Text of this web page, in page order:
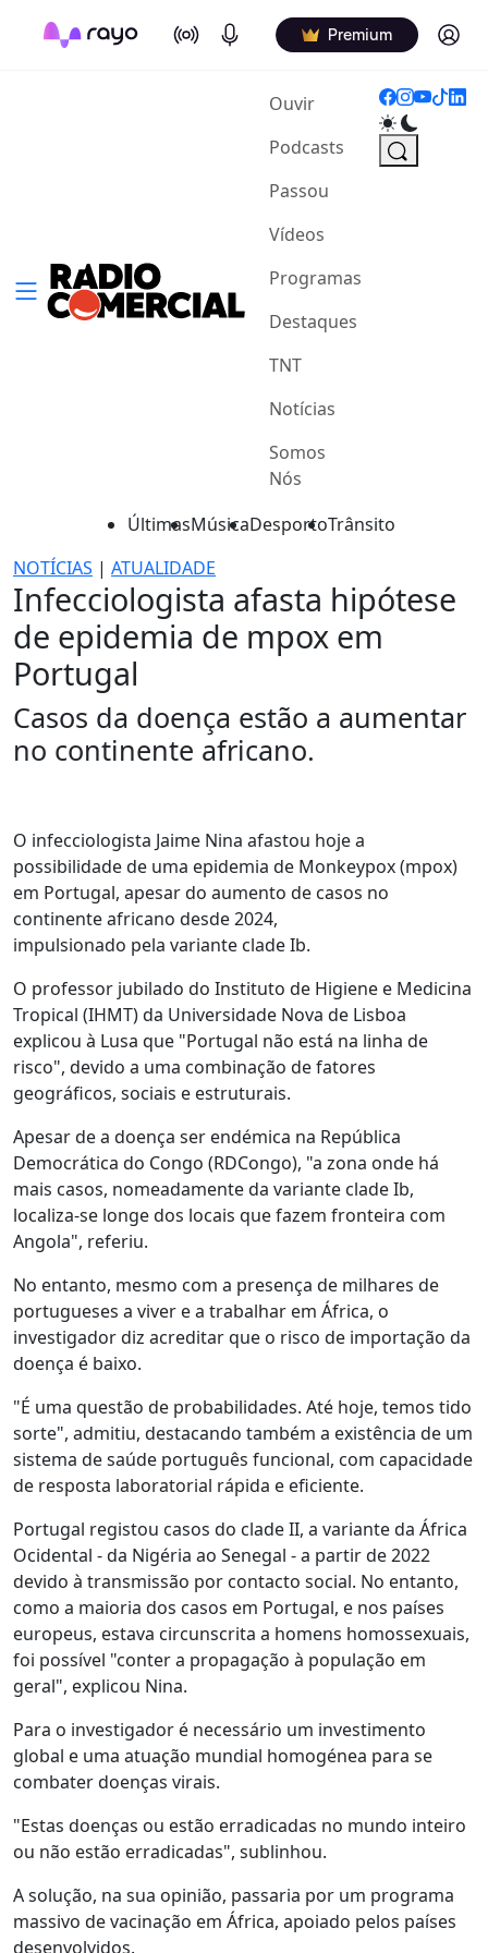
On Air Podcasts Premium Log in
Ouvir(current)
Podcasts
Passou
Vídeos
Programas
Destaques
TNT
Notícias
Somos
Nós
ÚltimasMúsicaDesportoTrânsito
NOTÍCIAS | ATUALIDADE
Infecciologista afasta hipótese
de epidemia de mpox em
Portugal
Casos da doença estão a aumentar
no continente africano.
O infecciologista Jaime Nina afastou hoje a
possibilidade de uma epidemia de Monkeypox (mpox)
em Portugal, apesar do aumento de casos no
continente africano desde 2024,
impulsionado pela variante clade Ib.
O professor jubilado do Instituto de Higiene e Medicina
Tropical (IHMT) da Universidade Nova de Lisboa
explicou à Lusa que "Portugal não está na linha de
risco", devido a uma combinação de fatores
geográficos, sociais e estruturais.
Apesar de a doença ser endémica na República
Democrática do Congo (RDCongo), "a zona onde há
mais casos, nomeadamente da variante clade Ib,
localiza-se longe dos locais que fazem fronteira com
Angola", referiu.
No entanto, mesmo com a presença de milhares de
portugueses a viver e a trabalhar em África, o
investigador diz acreditar que o risco de importação da
doença é baixo.
"É uma questão de probabilidades. Até hoje, temos tido
sorte", admitiu, destacando também a existência de um
sistema de saúde português funcional, com capacidade
de resposta laboratorial rápida e eficiente.
Portugal registou casos do clade II, a variante da África
Ocidental - da Nigéria ao Senegal - a partir de 2022
devido à transmissão por contacto social. No entanto,
como a maioria dos casos em Portugal, e nos países
europeus, estava circunscrita a homens homossexuais,
foi possível "conter a propagação à população em
geral", explicou Nina.
Para o investigador é necessário um investimento
global e uma atuação mundial homogénea para se
combater doenças virais.
"Estas doenças ou estão erradicadas no mundo inteiro
ou não estão erradicadas", sublinhou.
A solução, na sua opinião, passaria por um programa
massivo de vacinação em África, apoiado pelos países
desenvolvidos.